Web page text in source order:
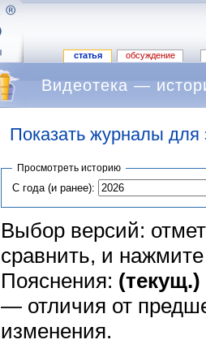
статья обсуждение
Видеотека —
Показать журналы для
Просмотреть историю
С года (и ранее):
Выбор версий:
сравнить, и
Пояснения: (текущ.)
— отличия от
изменения.